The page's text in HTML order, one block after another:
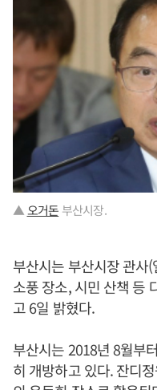
▲오거돈 부산시장.
부산시는 부산시장 관사
소풍 장소, 시민 산책 등
고 6일 밝혔다.
부산시는 2018년 8월부
히 개방하고 있다. 잔디